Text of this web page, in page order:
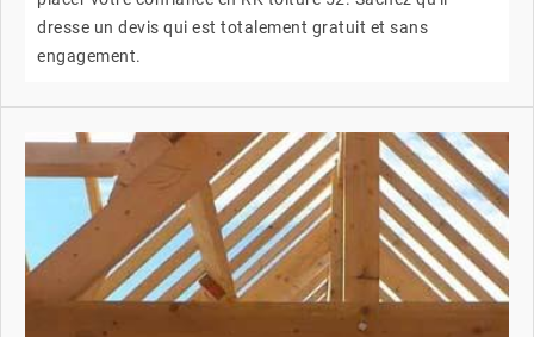
dresse un devis qui est totalement gratuit et sans
engagement.